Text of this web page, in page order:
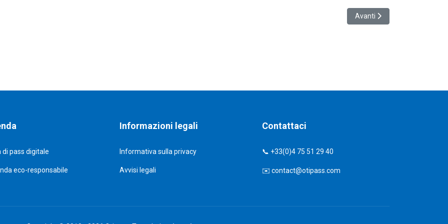
Articolo successivo: Lancio
Avanti
pass digitale
eco-responsabile
Informazioni legali
Informativa sulla privacy
Avvisi legali
Contattaci
📞 +33(0)4 75 51 29 40
✉️ contact@otipass.com